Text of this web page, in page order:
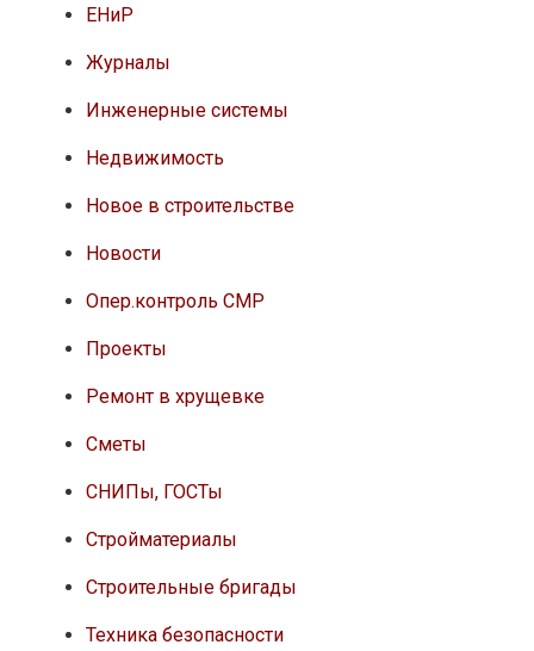
ЕНиР
Журналы
Инженерные системы
Недвижимость
Новое в строительстве
Новости
Опер.контроль СМР
Проекты
Ремонт в хрущевке
Сметы
СНИПы, ГОСТы
Стройматериалы
Строительные бригады
Техника безопасности